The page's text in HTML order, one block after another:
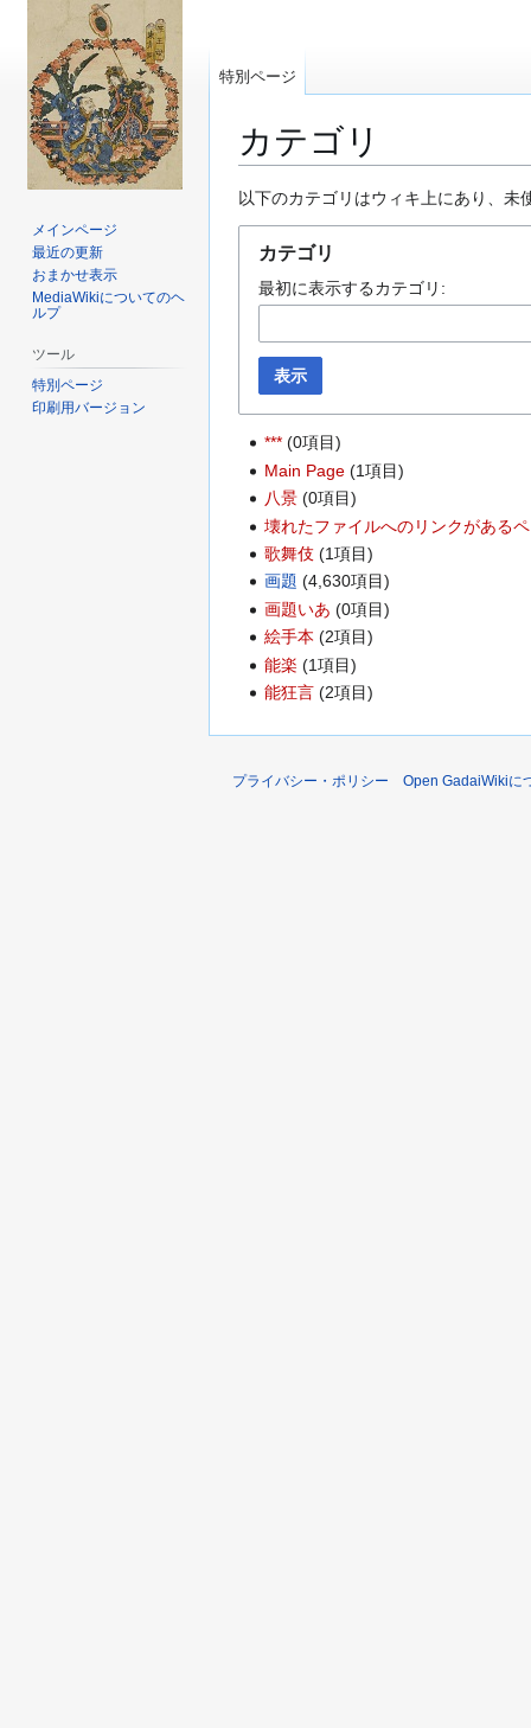
カテゴリ
ナ
ビ
検
索
以下のカテゴリはウィキ上にあり、
カテゴリ
最初に表示するカテゴリ:
表示
*** (0項目)
Main Page (1項目)
八景 (0項目)
壊れたファイルへのリンクがある
歌舞伎 (1項目)
画題 (4,630項目)
画題いあ (0項目)
絵手本 (2項目)
能楽 (1項目)
能狂言 (2項目)
特別ページ
メインページ
最近の更新
おまかせ表示
MediaWikiについてのヘ
ルプ
ツール
特別ページ
印刷用バージョン
プライバシー・ポリシー Open GadaiWikiに